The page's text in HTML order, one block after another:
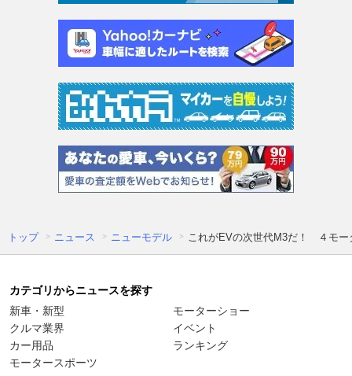
トップ ニュース ニューモデル これがEVの次世代M3だ！ ４モー
カテゴリからニュースを探す
新車・新型
クルマ業界
カー用品
モータースポーツ
モーターショー
イベント
ランキング